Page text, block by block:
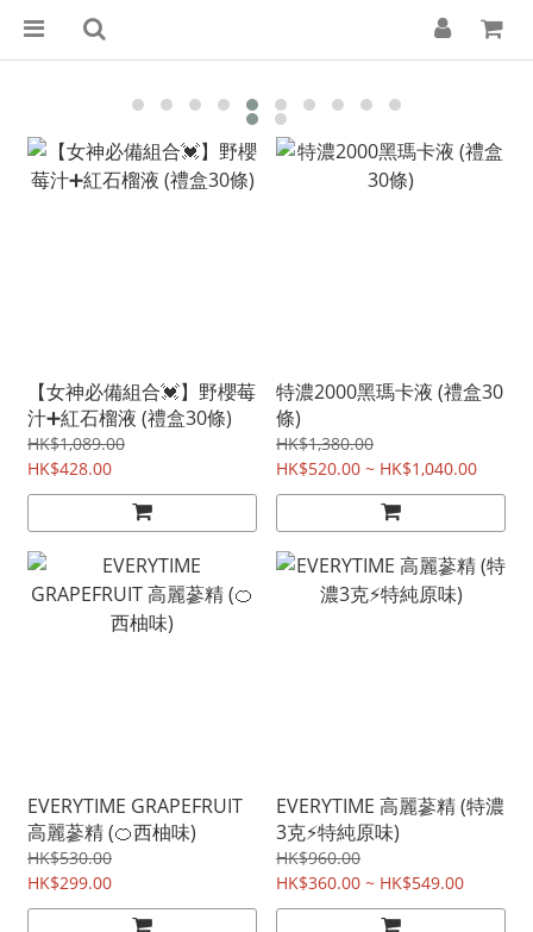
【女神必備組合💓】野櫻莓
汁➕紅石榴液 (禮盒30條)
HK$1,089.00
HK$428.00
特濃2000黑瑪卡液 (禮盒30
條)
HK$1,380.00
HK$520.00 ~ HK$1,040.00
EVERYTIME GRAPEFRUIT
高麗蔘精 (🍊西柚味)
HK$530.00
HK$299.00
EVERYTIME 高麗蔘精 (特濃
3克⚡特純原味)
HK$960.00
HK$360.00 ~ HK$549.00